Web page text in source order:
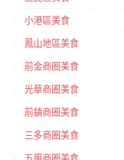
小港區美食
鳳山地區美食
前金商圈美食
光華商圈美食
前鎮商圈美食
三多商圈美食